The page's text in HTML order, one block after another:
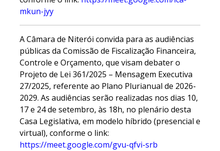
mkun-jyy
A Câmara de Niterói convida para as audiências
públicas da Comissão de Fiscalização Financeira,
Controle e Orçamento, que visam debater o
Projeto de Lei 361/2025 – Mensagem Executiva
27/2025, referente ao Plano Plurianual de 2026-
2029. As audiências serão realizadas nos dias 10,
17 e 24 de setembro, às 18h, no plenário desta
Casa Legislativa, em modelo híbrido (presencial e
virtual), conforme o link:
https://meet.google.com/gvu-qfvi-srb